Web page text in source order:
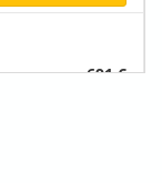
691 €